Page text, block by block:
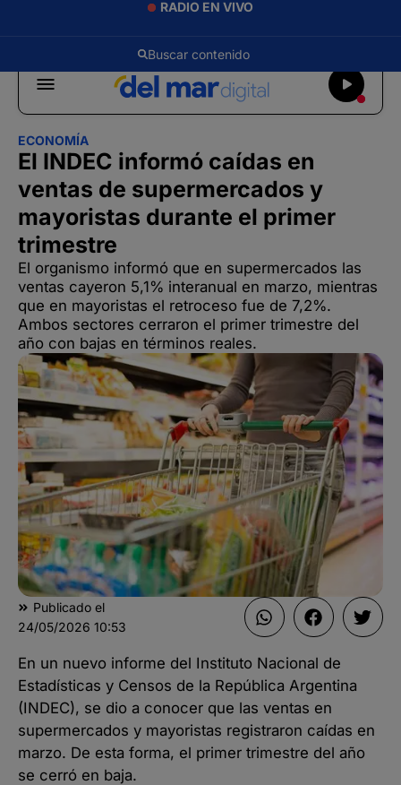
RADIO EN VIVO
ECONOMÍA
El INDEC informó caídas en
ventas de supermercados y
mayoristas durante el primer
trimestre
El organismo informó que en supermercados las
ventas cayeron 5,1% interanual en marzo, mientras
que en mayoristas el retroceso fue de 7,2%.
Ambos sectores cerraron el primer trimestre del
año con bajas en términos reales.
Publicado el
24/05/2026 10:53
En un nuevo informe del Instituto Nacional de
Estadísticas y Censos de la República Argentina
(INDEC), se dio a conocer que las ventas en
supermercados y mayoristas registraron caídas en
marzo. De esta forma, el primer trimestre del año
se cerró en baja.